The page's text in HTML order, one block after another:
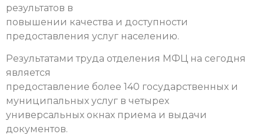
результатов в
повышении качества и доступности
предоставления услуг населению.
Результатами труда отделения МФЦ на сегодня
является
предоставление более 140 государственных и
муниципальных услуг в четырех
универсальных окнах приема и выдачи
документов.